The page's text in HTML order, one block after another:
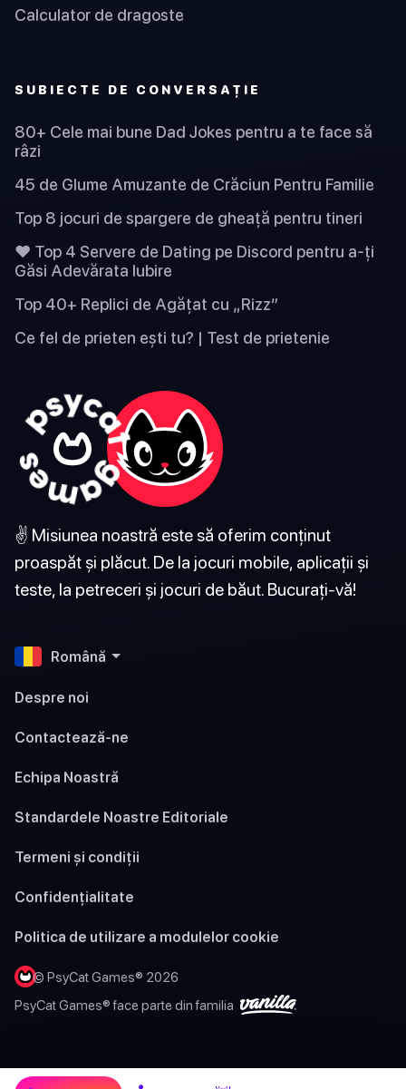
Calculator de dragoste
SUBIECTE DE CONVERSAȚIE
80+ Cele mai bune Dad Jokes pentru a te face să
râzi
45 de Glume Amuzante de Crăciun Pentru Familie
Top 8 jocuri de spargere de gheață pentru tineri
❤️ Top 4 Servere de Dating pe Discord pentru a-ți
Găsi Adevărata Iubire
Top 40+ Replici de Agățat cu „Rizz”
Ce fel de prieten ești tu? | Test de prietenie
✌️ Misiunea noastră este să oferim conținut
proaspăt și plăcut. De la jocuri mobile, aplicații și
teste, la petreceri și jocuri de băut. Bucurați-vă!
Română
Despre noi
Contactează-ne
Echipa Noastră
Standardele Noastre Editoriale
Termeni și condiții
Confidențialitate
Politica de utilizare a modulelor cookie
© PsyCat Games® 2026
PsyCat Games® face parte din familia